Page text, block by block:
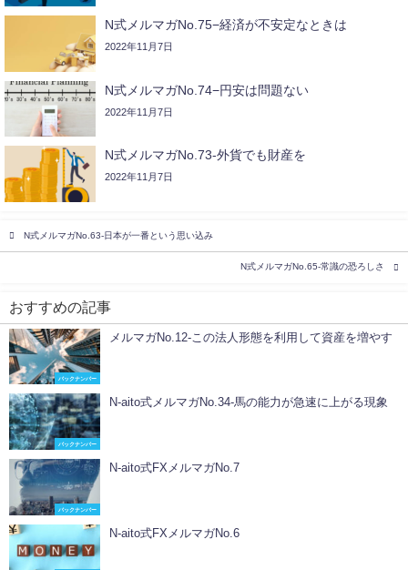
N式メルマガNo.75−経済が不安定なときは
2022年11月7日
N式メルマガNo.74−円安は問題ない
2022年11月7日
N式メルマガNo.73-外貨でも財産を
2022年11月7日
N式メルマガNo.63-日本が一番という思い込み
N式メルマガNo.65-常識の恐ろしさ
おすすめの記事
バックナンバー
メルマガNo.12-この法人形態を利用して資産を増やす
バックナンバー
N-aito式メルマガNo.34-馬の能力が急速に上がる現象
バックナンバー
N-aito式FXメルマガNo.7
N-aito式FXメルマガNo.6